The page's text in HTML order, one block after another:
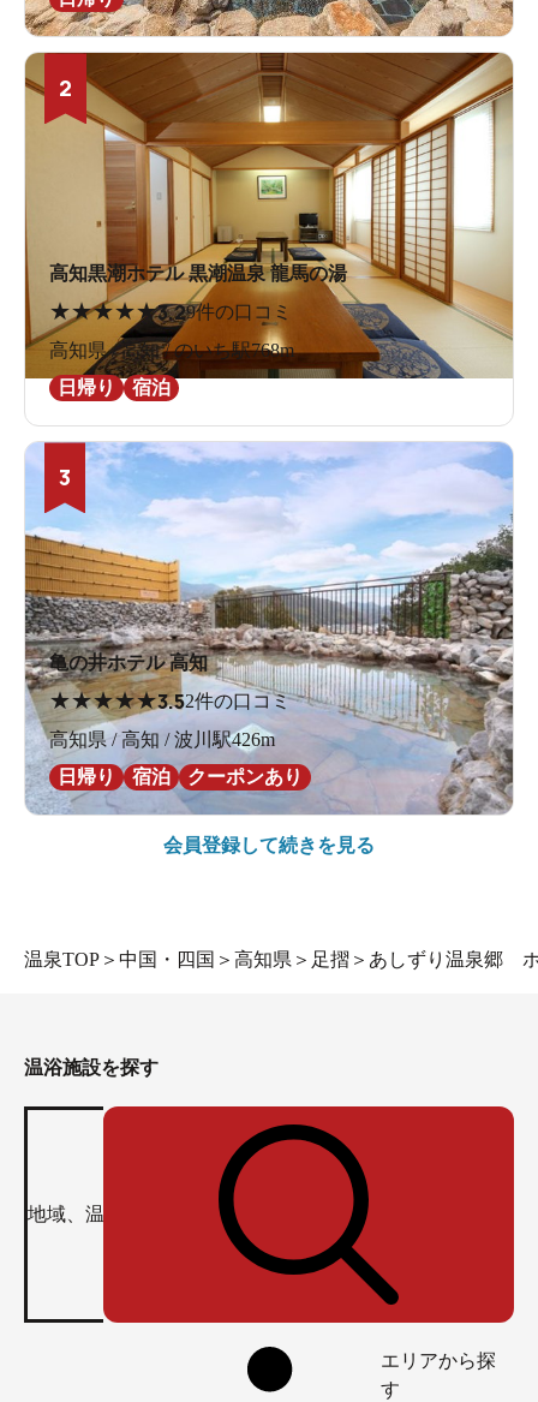
2
高知黒潮ホテル 黒潮温泉 龍馬の湯
★★★★★3.29件の口コミ
高知県 / 高知 / のいち駅768m
日帰り
宿泊
3
亀の井ホテル 高知
★★★★★3.52件の口コミ
高知県 / 高知 / 波川駅426m
日帰り
宿泊 クーポンあり
会員登録して続きを見る
温泉TOP ＞ 中国・四国 ＞ 高知県 ＞ 足摺 ＞ あしずり温泉郷
温浴施設を探す
エリアから探
す